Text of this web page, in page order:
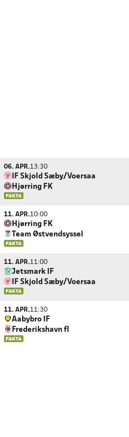
06. APR.13:30
IF Skjold Sæby/Voersaa
Hjørring FK
11. APR.10:00
Hjørring FK
Team Østvendsyssel
11. APR.11:00
Jetsmark IF
IF Skjold Sæby/Voersaa
11. APR.11:30
Aabybro IF
Frederikshavn fI